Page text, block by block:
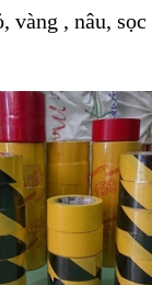
vàng , nâu,